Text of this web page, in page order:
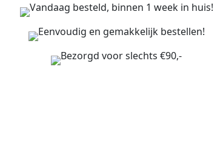
Vandaag besteld, binnen 1 week in huis!
Eenvoudig en gemakkelijk bestellen!
Bezorgd voor slechts €90,-